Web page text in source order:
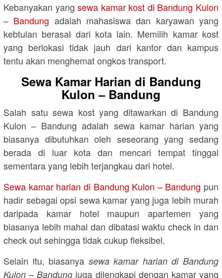
Kebanyakan yangsewa kamar kost di Bandung Kulon
– Bandung adalah mahasiswa dan karyawan yang
kebtulan berasal dari kota lain. Memilih kamar kost
yang berlokasi tidak jauh dari kantor dan kampus
tentu akan menghemat ongkos transport.
Sewa Kamar Harian di Bandung
Kulon – Bandung
Salah satu sewa kost yang ditawarkan di Bandung
Kulon – Bandung adalah sewa kamar harian yang
biasanya dibutuhkan oleh seseorang yang sedang
berada di luar kota dan mencari tempat tinggal
sementara yang lebih terjangkau dari hotel.
Sewa kamar harian di Bandung Kulon – Bandung pun
hadir sebagai opsi sewa kamar yang juga lebih murah
daripada kamar hotel maupun apartemen yang
biasanya lebih mahal dan dibatasi waktu check in dan
check out sehingga tidak cukup fleksibel.
Selain itu, biasanya sewa kamar harian di Bandung
Kulon – Bandung juga dilengkapi dengan kamar yang